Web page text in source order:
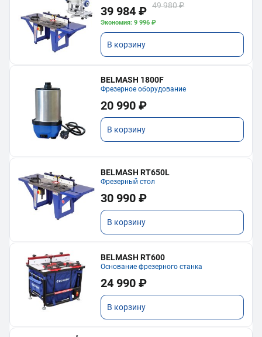
39 984 ₽ 49 980 ₽
Экономия: 9 996 ₽
В корзину
BELMASH 1800F
Фрезерное оборудование
20 990 ₽
В корзину
BELMASH RT650L
Фрезерный стол
30 990 ₽
В корзину
BELMASH RT600
Основание фрезерного станка
24 990 ₽
В корзину